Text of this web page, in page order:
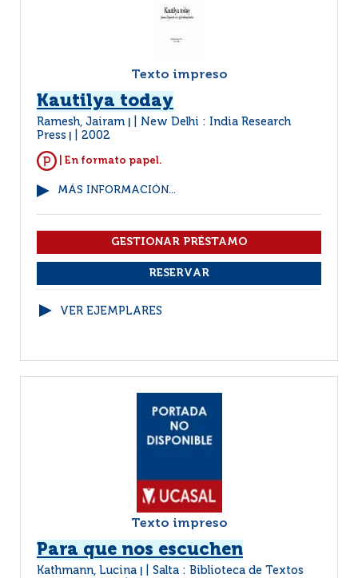
Texto impreso
Kautilya today
Ramesh, Jairam
New Delhi : India Research
Press
2002
| En formato papel.
MÁS INFORMACIÓN...
VER EJEMPLARES
Texto impreso
Para que nos escuchen
Kathmann, Lucina
Salta : Biblioteca de Textos